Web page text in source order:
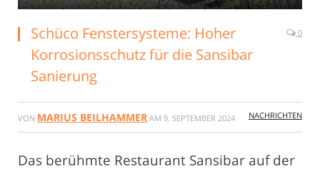
Schüco Fenstersysteme: Hoher
Korrosionsschutz für die Sansibar
Sanierung
0
VON MARIUS BEILHAMMER AM 9. SEPTEMBER 2024 NACHRICHTEN
Das berühmte Restaurant Sansibar auf der